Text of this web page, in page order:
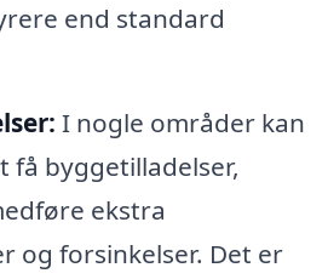
end standard
I nogle områder kan
få byggetilladelser,
ekstra
og forsinkelser. Det er